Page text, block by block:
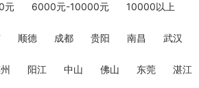
元 6000元-10000元 10000以上
顺德 成都 贵阳 南昌 武汉
阳江 中山 佛山 东莞 湛江